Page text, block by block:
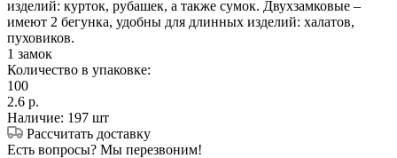
изделий: курток, рубашек, а также сумок. Двухзамковые –
имеют 2 бегунка, удобны для длинных изделий: халатов,
пуховиков.
1 замок
Количество в упаковке:
100
2.6 р.
Наличие: 197 шт
Рассчитать доставку
Есть вопросы? Мы перезвоним!